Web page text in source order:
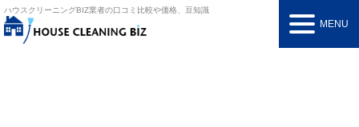
ハウスクリーニングBIZ業者の口コミ比較や価格、豆知識
MENU